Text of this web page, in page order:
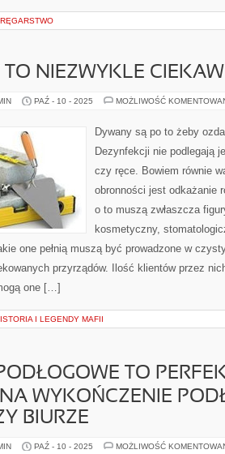
NIEZWYKLE
PAŹ - 10 - 2025 MOŻLIWOŚĆ
Dywany są po to żeby
Dezynfekcji nie podlegają
czy ręce. Bowiem równie
obronności jest odkażanie
o to muszą zwłaszcza
kosmetyczny,
one pełnią muszą być prowadzone w
przyrządów. Ilość klientów przez
one […]
I LEGENDY MAFII
TO
WYKOŃCZENIE
BIURZE
PAŹ - 10 - 2025 MOŻLIWOŚĆ